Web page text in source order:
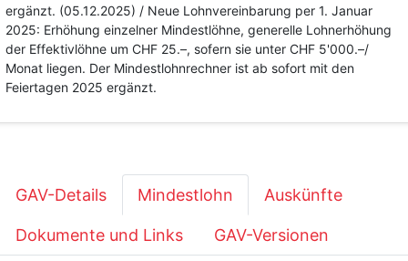
ergänzt. (05.12.2025) / Neue Lohnvereinbarung per 1. Januar
2025: Erhöhung einzelner Mindestlöhne, generelle Lohnerhöhung
der Effektivlöhne um CHF 25.–, sofern sie unter CHF 5'000.–/
Monat liegen. Der Mindestlohnrechner ist ab sofort mit den
Feiertagen 2025 ergänzt.
GAV-Details Mindestlohn Auskünfte
Dokumente und Links GAV-Versionen